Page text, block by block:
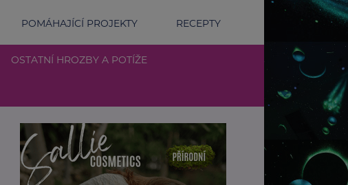
POMÁHAJÍCÍ PROJEKTY RECEPTY
OSTATNÍ HROZBY A POTÍŽE